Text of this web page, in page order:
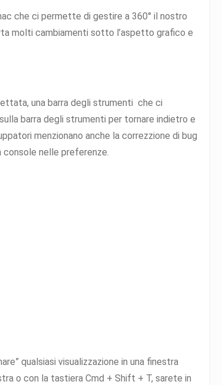
che ci permette di gestire a 360° il nostro
molti cambiamenti sotto l’aspetto grafico e
una barra degli strumenti che ci
barra degli strumenti per tornare indietro e
menzionano anche la correzzione di bug
console nelle preferenze.
qualsiasi visualizzazione in una finestra
o con la tastiera Cmd + Shift + T, sarete in